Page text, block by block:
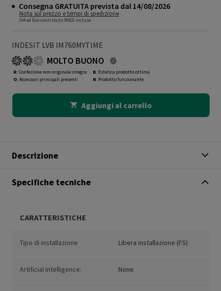
Consegna GRATUITA prevista dal 14/08/2026
Nota sul prezzo e tempi di spedizione
IVA ed Eco-contributo RAEE incluse
INDESIT LVB IM760MYTIME
MOLTO BUONO
R: Confezione non originale integra
O: Accessori principali presenti
B: Estetica prodotto ottima
N: Prodotto funzionante
Aggiungi al carrello
Descrizione
Specifiche tecniche
CARATTERISTICHE
Tipo di installazione Libera installazione (FS)
Artificial Intelligence: None